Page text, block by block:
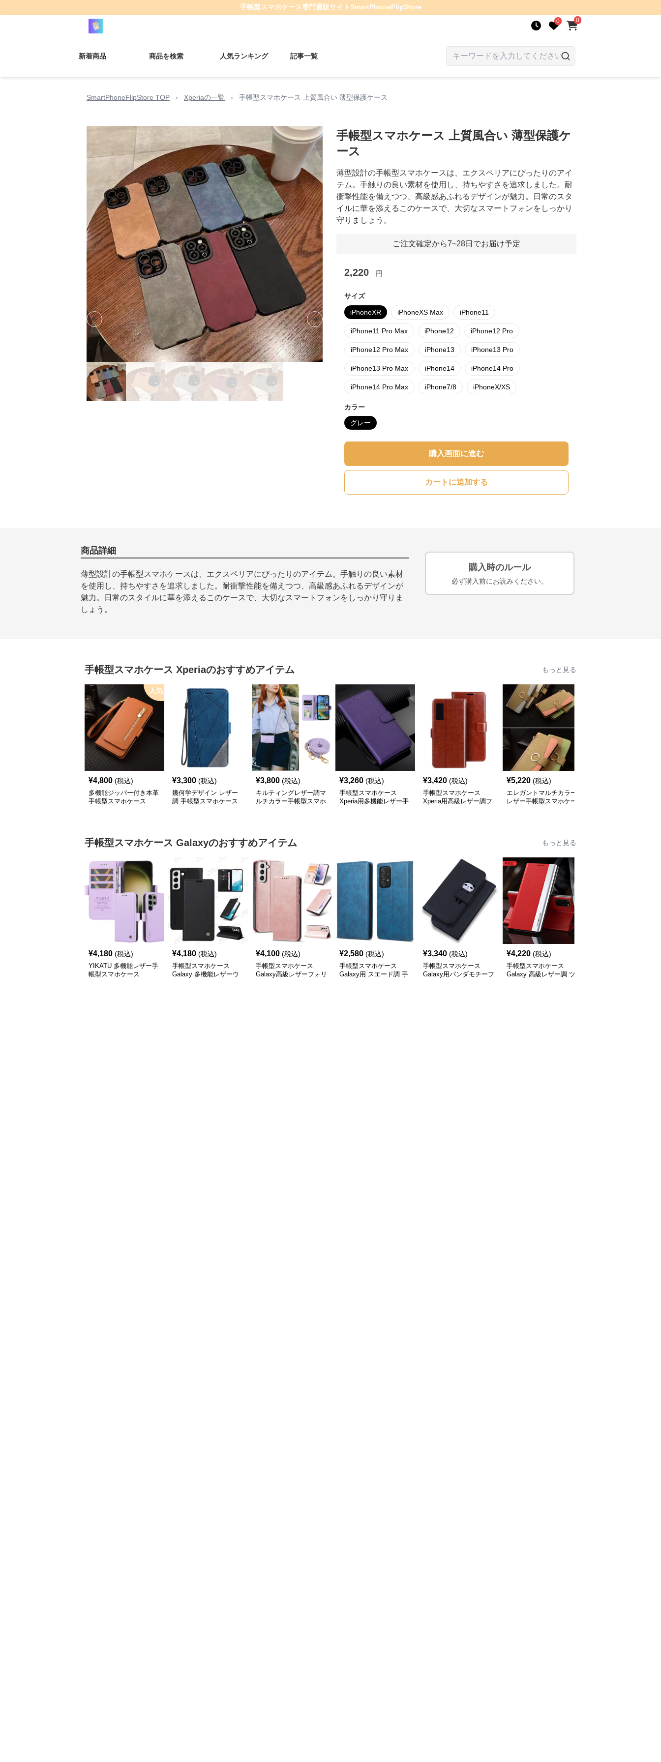
手帳型スマホケース専門通販サイトSmartPhoneFlipStore
0 0
新着商品 商品を検索 人気ランキング 記事一覧
SmartPhoneFlipStore TOP › Xperiaの一覧 › 手帳型スマホケース 上質風合い 薄型保護ケース
Previous slide Next slide
手帳型スマホケース 上質風合い 薄型保護ケ
ース
薄型設計の手帳型スマホケースは、エクスペリアにぴったりのアイ
テム。手触りの良い素材を使用し、持ちやすさを追求しました。耐
衝撃性能を備えつつ、高級感あふれるデザインが魅力。日常のスタ
イルに華を添えるこのケースで、大切なスマートフォンをしっかり
守りましょう。
ご注文確定から7~28日でお届け予定
2,220 円
サイズ
iPhoneXR iPhoneXS Max iPhone11
iPhone11 Pro Max iPhone12 iPhone12 Pro
iPhone12 Pro Max iPhone13 iPhone13 Pro
iPhone13 Pro Max iPhone14 iPhone14 Pro
iPhone14 Pro Max iPhone7/8 iPhoneX/XS
カラー
グレー
購入画面に進む
カートに追加する
商品詳細
薄型設計の手帳型スマホケースは、エクスペリアにぴったりのアイテム。手触りの良い素材
を使用し、持ちやすさを追求しました。耐衝撃性能を備えつつ、高級感あふれるデザインが
魅力。日常のスタイルに華を添えるこのケースで、大切なスマートフォンをしっかり守りま
しょう。
購入時のルール
必ず購入前にお読みください。
手帳型スマホケース Xperiaのおすすめアイテム もっと見る
人気
¥4,800 (税込)
多機能ジッパー付き本革
手帳型スマホケース
¥3,300 (税込)
幾何学デザイン レザー
調 手帳型スマホケース
¥3,800 (税込)
キルティングレザー調マ
ルチカラー手帳型スマホ
¥3,260 (税込)
手帳型スマホケース
Xperia用多機能レザー手
¥3,420 (税込)
手帳型スマホケース
Xperia用高級レザー調フ
¥5,220 (税込)
エレガントマルチカラー
レザー手帳型スマホケー
手帳型スマホケース Galaxyのおすすめアイテム もっと見る
¥4,180 (税込)
YIKATU 多機能レザー手
帳型スマホケース
¥4,180 (税込)
手帳型スマホケース
Galaxy 多機能レザーウ
¥4,100 (税込)
手帳型スマホケース
Galaxy高級レザーフォリ
¥2,580 (税込)
手帳型スマホケース
Galaxy用 スエード調 手
¥3,340 (税込)
手帳型スマホケース
Galaxy用パンダモチーフ
¥4,220 (税込)
手帳型スマホケース
Galaxy 高級レザー調 ツ